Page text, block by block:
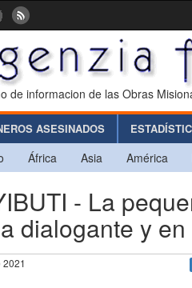
de informacion de las Obras
ASESINADOS
África Asia América
- La
dialogante y